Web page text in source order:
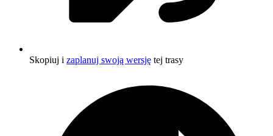
Skopiuj i zaplanuj swoją wersję tej trasy